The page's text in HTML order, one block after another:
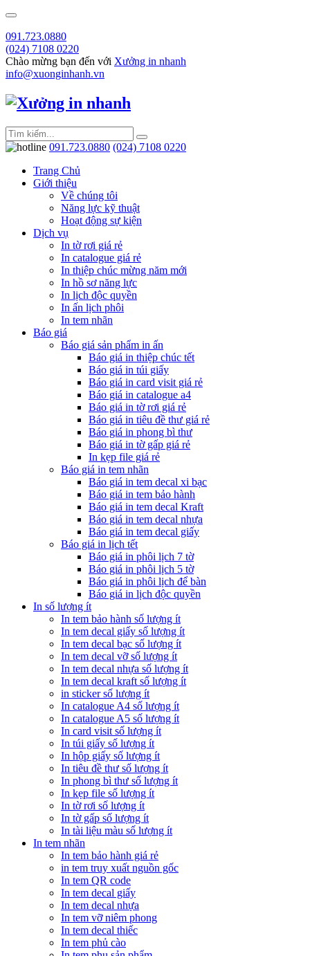
091.723.0880
(024) 7108 0220
Chào mừng bạn đến với Xưởng in nhanh
info@xuonginhanh.vn
091.723.0880 (024) 7108 0220
Trang Chủ
Giới thiệu
Về chúng tôi
Năng lực kỹ thuật
Hoạt động sự kiện
Dịch vụ
In tờ rơi giá rẻ
In catalogue giá rẻ
In thiệp chúc mừng năm mới
In hồ sơ năng lực
In lịch độc quyền
In ấn lịch phôi
In tem nhãn
Báo giá
Báo giá sản phẩm in ấn
Báo giá in thiệp chúc tết
Báo giá in túi giấy
Báo giá in card visit giá rẻ
Báo giá in catalogue a4
Báo giá in tờ rơi giá rẻ
Báo giá in tiêu đề thư giá rẻ
Báo giá in phong bì thư
Báo giá in tờ gấp giá rẻ
In kẹp file giá rẻ
Báo giá in tem nhãn
Báo giá in tem decal xi bạc
Báo giá in tem bảo hành
Báo giá in tem decal Kraft
Báo giá in tem decal nhựa
Báo giá in tem decal giấy
Báo giá in lịch tết
Báo giá in phôi lịch 7 tờ
Báo giá in phôi lịch 5 tờ
Báo giá in phôi lịch để bàn
Báo giá in lịch độc quyền
In số lượng ít
In tem bảo hành số lượng ít
In tem decal giấy số lượng ít
In tem decal bạc số lượng ít
In tem decal vỡ số lượng ít
In tem decal nhựa số lượng ít
In tem decal kraft số lượng ít
in sticker số lượng ít
In catalogue A4 số lượng ít
In catalogue A5 số lượng ít
In card visit số lượng ít
In túi giấy số lượng ít
In hộp giấy số lượng ít
In tiêu đề thư số lượng ít
In phong bì thư số lượng ít
In kẹp file số lượng ít
In tờ rơi số lượng ít
In tờ gấp số lượng ít
In tài liệu màu số lượng ít
In tem nhãn
In tem bảo hành giá rẻ
in tem truy xuất nguồn gốc
In tem QR code
In tem decal giấy
In tem decal nhựa
In tem vỡ niêm phong
In tem decal thiếc
In tem phủ cào